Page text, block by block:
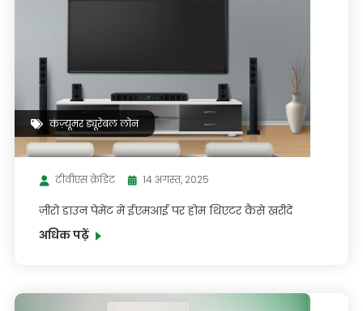
कंज़्यूमर ड्यूरेबल लोन
टीवीएस क्रेडिट 14 अगस्त, 2025
ज़ीरो डाउन पेमेंट में ईएमआई पर होम थिएटर कैसे खरीदें
अधिक पढ़ें